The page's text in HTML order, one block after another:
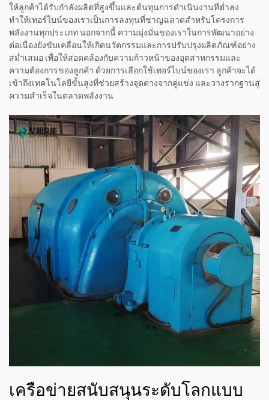
ให้ลูกค้าได้รับกำลังผลิตที่สูงขึ้นและต้นทุนการดำเนินงานที่ต่ำลง
ทำให้เทอร์ไบน์ของเราเป็นการลงทุนที่ชาญฉลาดสำหรับโครงการ
พลังงานทุกประเภท นอกจากนี้ ความมุ่งมั่นของเราในการพัฒนาอย่าง
ต่อเนื่องยังขับเคลื่อนให้เกิดนวัตกรรมและการปรับปรุงผลิตภัณฑ์อย่าง
สม่ำเสมอ เพื่อให้สอดคล้องกับความก้าวหน้าของอุตสาหกรรมและ
ความต้องการของลูกค้า ด้วยการเลือกใช้เทอร์ไบน์ของเรา ลูกค้าจะได้
เข้าถึงเทคโนโลยีขั้นสูงที่ช่วยสร้างจุดต่างจากคู่แข่ง และวางรากฐานสู่
ความสำเร็จในตลาดพลังงาน
เครือข่ายสนับสนุนระดับโลกแบบ